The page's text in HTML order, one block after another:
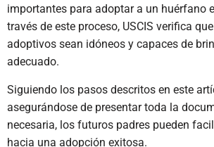
importantes para adoptar a un huérfano
través de este proceso, USCIS verifica
adoptivos sean idóneos y capaces de
adecuado.
Siguiendo los pasos descritos en este
asegurándose de presentar toda la
necesaria, los futuros padres pueden
hacia una adopción exitosa.